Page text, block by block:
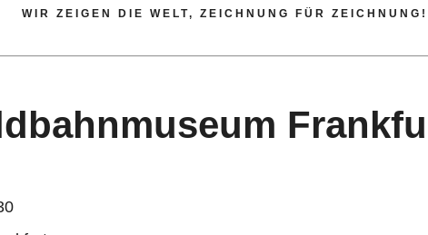
WIR ZEIGEN DIE WELT, ZEICHNUNG FÜR ZEICHNUNG!